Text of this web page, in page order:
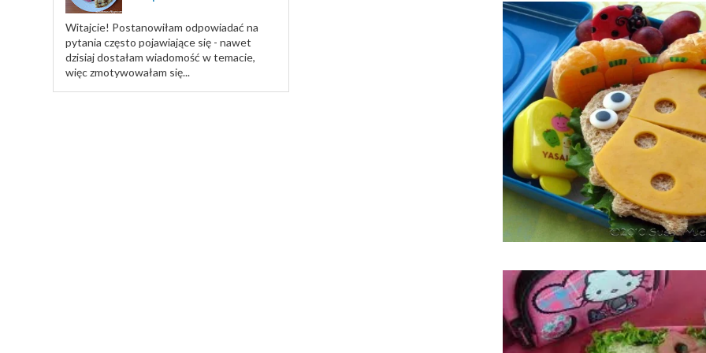
Witajcie! Postanowiłam odpowiadać na
pytania często pojawiające się - nawet
dzisiaj dostałam wiadomość w temacie,
więc zmotywowałam się...